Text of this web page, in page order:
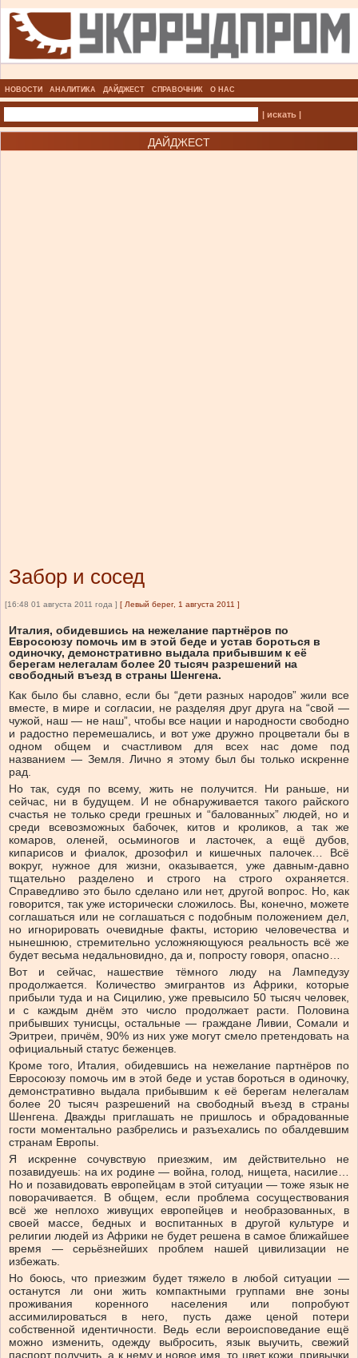
НОВОСТИ АНАЛИТИКА ДАЙДЖЕСТ СПРАВОЧНИК О НАС
| искать |
ДАЙДЖЕСТ
Забор и сосед
[16:48 01 августа 2011 года ] [ Левый берег, 1 августа 2011 ]
Италия, обидевшись на нежелание партнёров по
Евросоюзу помочь им в этой беде и устав бороться в
одиночку, демонстративно выдала прибывшим к её
берегам нелегалам более 20 тысяч разрешений на
свободный въезд в страны Шенгена.
Как было бы славно, если бы “дети разных народов” жили все
вместе, в мире и согласии, не разделяя друг друга на “свой —
чужой, наш — не наш”, чтобы все нации и народности свободно
и радостно перемешались, и вот уже дружно процветали бы в
одном общем и счастливом для всех нас доме под
названием — Земля. Лично я этому был бы только искренне
рад.
Но так, судя по всему, жить не получится. Ни раньше, ни
сейчас, ни в будущем. И не обнаруживается такого райского
счастья не только среди грешных и “балованных” людей, но и
среди всевозможных бабочек, китов и кроликов, а так же
комаров, оленей, осьминогов и ласточек, а ещё дубов,
кипарисов и фиалок, дрозофил и кишечных палочек… Всё
вокруг, нужное для жизни, оказывается, уже давным-давно
тщательно разделено и строго на строго охраняется.
Справедливо это было сделано или нет, другой вопрос. Но, как
говорится, так уже исторически сложилось. Вы, конечно, можете
соглашаться или не соглашаться с подобным положением дел,
но игнорировать очевидные факты, историю человечества и
нынешнюю, стремительно усложняющуюся реальность всё же
будет весьма недальновидно, да и, попросту говоря, опасно…
Вот и сейчас, нашествие тёмного люду на Лампедузу
продолжается. Количество эмигрантов из Африки, которые
прибыли туда и на Сицилию, уже превысило 50 тысяч человек,
и с каждым днём это число продолжает расти. Половина
прибывших тунисцы, остальные — граждане Ливии, Сомали и
Эритреи, причём, 90% из них уже могут смело претендовать на
официальный статус беженцев.
Кроме того, Италия, обидевшись на нежелание партнёров по
Евросоюзу помочь им в этой беде и устав бороться в одиночку,
демонстративно выдала прибывшим к её берегам нелегалам
более 20 тысяч разрешений на свободный въезд в страны
Шенгена. Дважды приглашать не пришлось и обрадованные
гости моментально разбрелись и разъехались по обалдевшим
странам Европы.
Я искренне сочувствую приезжим, им действительно не
позавидуешь: на их родине — война, голод, нищета, насилие…
Но и позавидовать европейцам в этой ситуации — тоже язык не
поворачивается. В общем, если проблема сосуществования
всё же неплохо живущих европейцев и необразованных, в
своей массе, бедных и воспитанных в другой культуре и
религии людей из Африки не будет решена в самое ближайшее
время — серьёзнейших проблем нашей цивилизации не
избежать.
Но боюсь, что приезжим будет тяжело в любой ситуации —
останутся ли они жить компактными группами вне зоны
проживания коренного населения или попробуют
ассимилироваться в него, пусть даже ценой потери
собственной идентичности. Ведь если вероисповедание ещё
можно изменить, одежду выбросить, язык выучить, свежий
паспорт получить, а к нему и новое имя, то цвет кожи, привычки